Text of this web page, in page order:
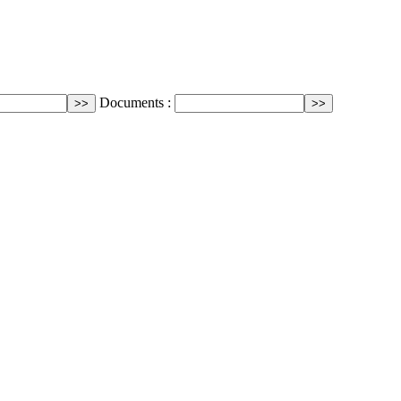
Documents :